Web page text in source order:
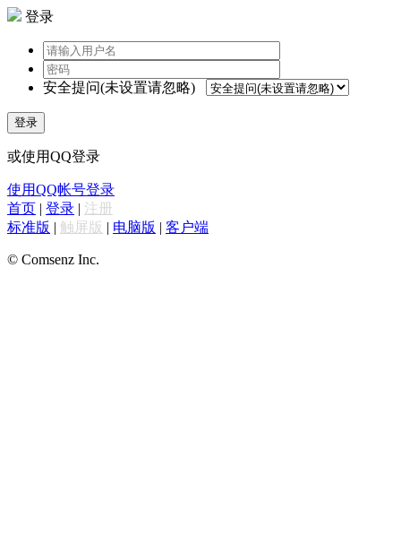
登录
安全提问(未设置请忽略)
登录
或使用QQ登录
使用QQ帐号登录
首页 | 登录 | 注册
标准版 | 触屏版 | 电脑版 | 客户端
© Comsenz Inc.